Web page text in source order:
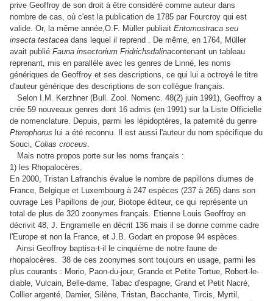
prive Geoffroy de son droit à être considéré comme auteur dans
nombre de cas, où c'est la publication de 1785 par Fourcroy qui est
valide. Or, la même année,O.F. Müller publiait Entomostraca seu
insecta testacea dans lequel il reprend . De même, en 1764, Müller
avait publié Fauna insectorium Fridrichsdalinacontenant un tableau
reprenant, mis en paralléle avec les genres de Linné, les noms
génériques de Geoffroy et ses descriptions, ce qui lui a octroyé le titre
d'auteur générique des descriptions de son collègue français.
Selon I.M. Kerzhner (Bull. Zool. Nomenc. 48(2) juin 1991), Geoffroy a
crée 59 nouveaux genres dont 16 admis (en 1991) sur la Liste Officielle
de nomenclature. Depuis, parmi les lépidoptères, la paternité du genre
Pterophorus lui a été reconnu. Il est aussi l'auteur du nom spécifique du
Souci, Colias croceus.
Mais notre propos porte sur les noms français :
1) les Rhopalocères.
En 2000, Tristan Lafranchis évalue le nombre de papillons diurnes de
France, Belgique et Luxembourg à 247 espèces (237 à 265) dans son
ouvrage Les Papillons de jour, Biotope éditeur, ce qui représente un
total de plus de 320 zoonymes français. Etienne Louis Geoffroy en
décrivit 48, J. Engramelle en décrit 136 mais il se donne comme cadre
l'Europe et non la France, et J.B. Godart en propose 94 espèces.
Ainsi Geoffroy baptisa-t-il le cinquième de notre faune de
rhopalocères. 38 de ces zoonymes sont toujours en usage, parmi les
plus courants : Morio, Paon-du-jour, Grande et Petite Tortue, Robert-le-
diable, Vulcain, Belle-dame, Tabac d'espagne, Grand et Petit Nacré,
Collier argenté, Damier, Silène, Tristan, Bacchante, Tircis, Myrtil,